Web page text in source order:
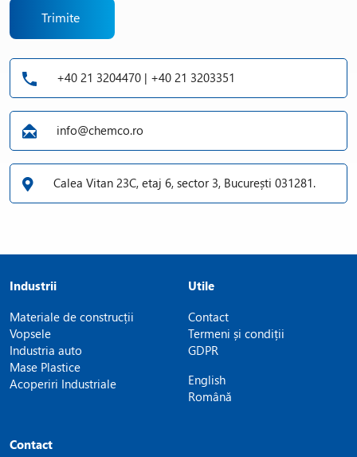
Trimite
+40 21 3204470 | +40 21 3203351
info@chemco.ro
Calea Vitan 23C, etaj 6, sector 3, București 031281.
Industrii
Materiale de construcții
Vopsele
Industria auto
Mase Plastice
Acoperiri Industriale
Utile
Contact
Termeni și condiții
GDPR
English
Română
Contact